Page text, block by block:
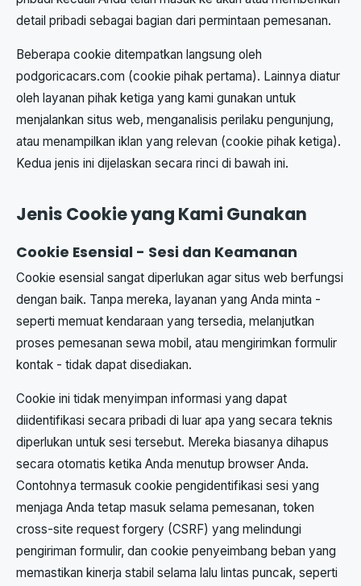
detail pribadi sebagai bagian dari permintaan pemesanan.
Beberapa cookie ditempatkan langsung oleh
podgoricacars.com (cookie pihak pertama). Lainnya diatur
oleh layanan pihak ketiga yang kami gunakan untuk
menjalankan situs web, menganalisis perilaku pengunjung,
atau menampilkan iklan yang relevan (cookie pihak ketiga).
Kedua jenis ini dijelaskan secara rinci di bawah ini.
Jenis Cookie yang Kami Gunakan
Cookie Esensial - Sesi dan Keamanan
Cookie esensial sangat diperlukan agar situs web berfungsi
dengan baik. Tanpa mereka, layanan yang Anda minta -
seperti memuat kendaraan yang tersedia, melanjutkan
proses pemesanan sewa mobil, atau mengirimkan formulir
kontak - tidak dapat disediakan.
Cookie ini tidak menyimpan informasi yang dapat
diidentifikasi secara pribadi di luar apa yang secara teknis
diperlukan untuk sesi tersebut. Mereka biasanya dihapus
secara otomatis ketika Anda menutup browser Anda.
Contohnya termasuk cookie pengidentifikasi sesi yang
menjaga Anda tetap masuk selama pemesanan, token
cross-site request forgery (CSRF) yang melindungi
pengiriman formulir, dan cookie penyeimbang beban yang
memastikan kinerja stabil selama lalu lintas puncak, seperti